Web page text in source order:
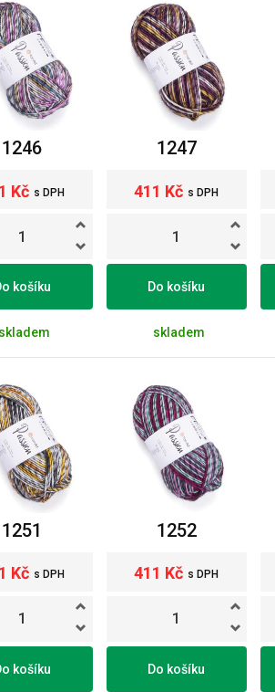
1246
Kč s DPH
košíku
skladem
1247
411 Kč s DPH
Do košíku
skladem
1251
Kč s DPH
košíku
1252
411 Kč s DPH
Do košíku